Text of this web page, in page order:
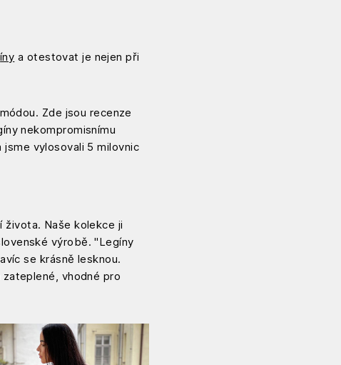
a otestovat je nejen při
Zde jsou recenze
nekompromisnímu
jsme vylosovali 5 milovnic
života. Naše kolekce ji
výrobě. "Legíny
se krásně lesknou.
vhodné pro